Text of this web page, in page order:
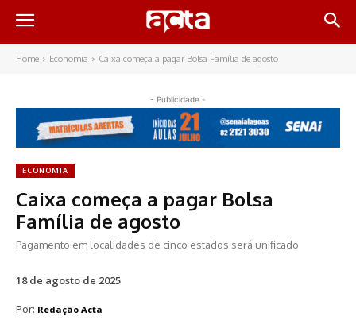
Home Economia Caixa começa a pagar Bolsa Família de agosto
- Publicidade -
ECONOMIA
Caixa começa a pagar Bolsa
Família de agosto
Pagamento em localidades de cinco estados será unificado
18 de agosto de 2025
Por: Redação Acta